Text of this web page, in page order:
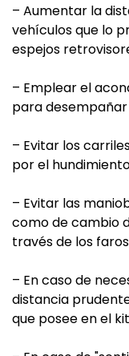
– Aumentar la
vehículos que lo
espejos
– Emplear el
para
– Evitar los
por el
– Evitar las
como de cambio
través de los
– En caso de
distancia
que posee en el